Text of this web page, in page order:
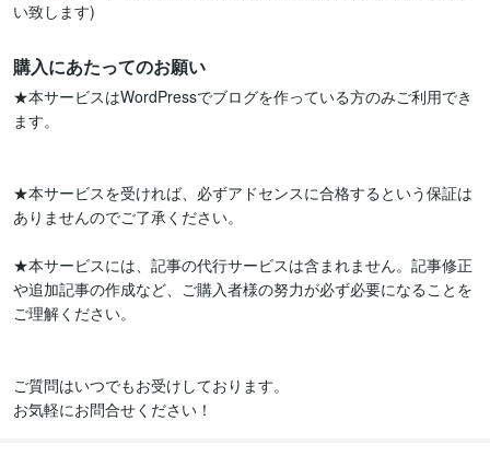
購入にあたってのお願い
★本サービスはWordPressでブログを作っている方のみご利用でき
ます。
★本サービスを受ければ、必ずアドセンスに合格するという保証は
ありませんのでご了承ください。
★本サービスには、記事の代行サービスは含まれません。記事修正
や追加記事の作成など、ご購入者様の努力が必ず必要になることを
ご理解ください。
ご質問はいつでもお受けしております。
お気軽にお問合せください！